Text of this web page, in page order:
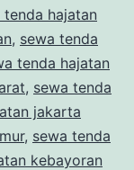
tenda hajatan
, sewa tenda
tenda hajatan
, sewa tenda
jakarta
, sewa tenda
kebayoran